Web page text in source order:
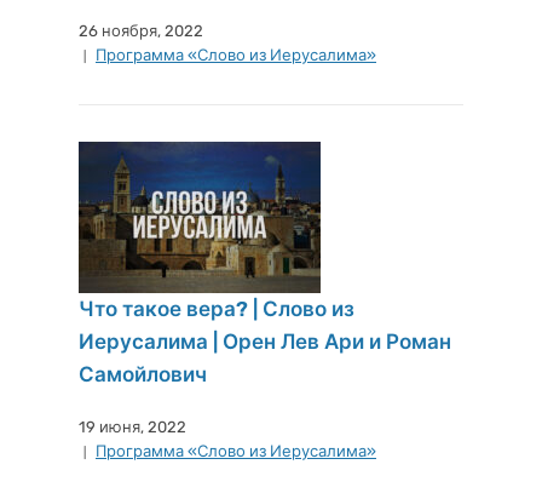
26 ноября, 2022
Программа «Слово из Иерусалима»
Что такое вера? | Слово из
Иерусалима | Орен Лев Ари и Роман
Самойлович
19 июня, 2022
Программа «Слово из Иерусалима»